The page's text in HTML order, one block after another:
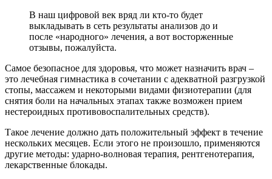
В наш цифровой век вряд ли кто-то будет
выкладывать в сеть результаты анализов до и
после «народного» лечения, а вот восторженные
отзывы, пожалуйста.
Самое безопасное для здоровья, что может назначить врач –
это лечебная гимнастика в сочетании с адекватной разгрузкой
стопы, массажем и некоторыми видами физиотерапии (для
снятия боли на начальных этапах также возможен прием
нестероидных противовоспалительных средств).
Такое лечение должно дать положительный эффект в течение
нескольких месяцев. Если этого не произошло, применяются
другие методы: ударно-волновая терапия, рентгенотерапия,
лекарственные блокады.